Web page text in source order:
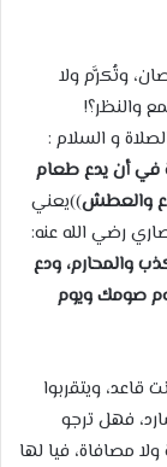
وتُكرَّم ولا
والنظر؟!
و السلام :
في أن يدع طعام
والعطش))يعني
رضي الله عنه:
والمحارم، ودع
صومك ويوم
قاعد، ويتقربوا
فهل ترجو
ولا مصافاة، فيا لها